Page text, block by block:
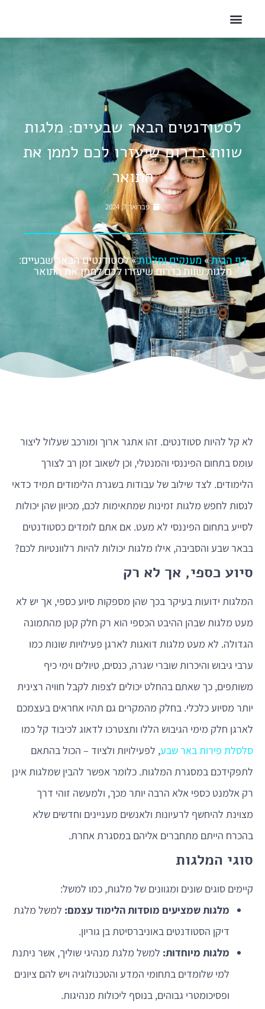
לסטודנטים הבאר שבעיים: מלגות
שוות בדרום שיעזרו לכם לממן את
התואר
פברואר 7, 2024
דף הבית»מענקים ומלגות»לסטודנטים הבאר שבעיים:
מלגות שוות בדרום שיעזרו לכם לממן את התואר
לא קל להיות סטודנטים. זהו אתגר ארוך ומורכב שעלול ליצור
עומס בתחום הפיננסי והמנטלי, וכן לשאוב זמן רב לצורך
הלימודים. לצד שילוב של עבודות בשגרת הלימודים תמיד כדאי
לנסות לחפש מלגות זמינות שמתאימות לכם, מכיוון שהן יכולות
לסייע בתחום הפיננסי לא מעט. אם אתם לומדים כסטודנטים
בבאר שבע והסביבה, אילו מלגות יכולות להיות רלוונטיות לכם?
סיוע כספי, אך לא רק
המלגות ידועות בעיקר בכך שהן מספקות סיוע כספי, אך יש לא
מעט מלגות שבהן ההיבט הכספי הוא רק חלק קטן מהתמונה
הגדולה. לא מעט מלגות דואגות לארגן פעילויות שונות כמו
ערבי גיבוש והיכרות שוברי שגרה, כנסים, טיולים וימי כיף
משותפים, כך שאתם בהחלט יכולים לצפות לקבל חוויה רצינית
יותר מסיוע כלכלי. בחלק מהמקרים גם תהיו אחראים בעצמכם
לארגן חלק מימי הגיבוש הללו ותצטרכו לדאוג לכיבוד קל כמו
סלסלת פירות באר שבע, לפעילויות ולציוד – הכול בהתאם
לתפקידכם במסגרת המלגות. כלומר אפשר להבין שמלגות אינן
רק אלמנט כספי אלא הרבה יותר מכך, ולמעשה זוהי דרך
מצוינת להיחשף לרעיונות ולאנשים מעניינים וחדשים שלא
בהכרח הייתם מתחברים אליהם במסגרת אחרת.
סוגי המלגות
קיימים סוגים שונים ומגוונים של מלגות, כמו למשל:
מלגות שמציעים מוסדות הלימוד עצמם: למשל מלגת
דיקן הסטודנטים באוניברסיטת בן גוריון.
מלגות מיוחדות: למשל מלגת מנהיגי שוליך, אשר ניתנת
למי שלומדים בתחומי המדע והטכנולוגיה ויש להם ציונים
ופסיכומטרי גבוהים, בנוסף ליכולות מנהיגות.